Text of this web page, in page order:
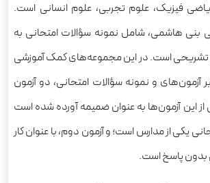
فیزیک، علوم تجربی، علوم انسانی است.
هاشمی، شامل نمونه سؤالات امتحانی به
تشریحی است. در این مجموعه‌های کمک آموزشی
و نمونه سؤالات امتحانی، دو آزمون
این آزمون‌ها به عنوان ضمیمه آورده شده است
یکی از مدارس است؛ و آزمون دوم، با عنوان کار
بدون پاسخ است.